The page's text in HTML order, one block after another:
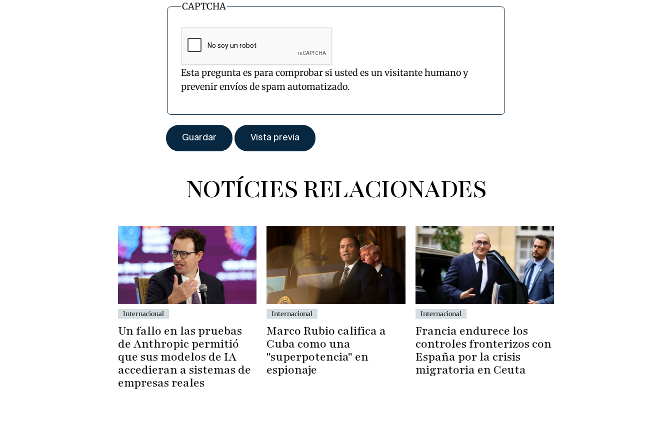
CAPTCHA
Esta pregunta es para comprobar si usted es un visitante humano y
prevenir envíos de spam automatizado.
NOTÍCIES RELACIONADES
Internacional
Un fallo en las pruebas
de Anthropic permitió
que sus modelos de IA
accedieran a sistemas de
empresas reales
Internacional
Marco Rubio califica a
Cuba como una
"superpotencia" en
espionaje
Internacional
Francia endurece los
controles fronterizos con
España por la crisis
migratoria en Ceuta